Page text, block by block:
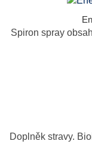
Spiron spray
Doplněk stravy.